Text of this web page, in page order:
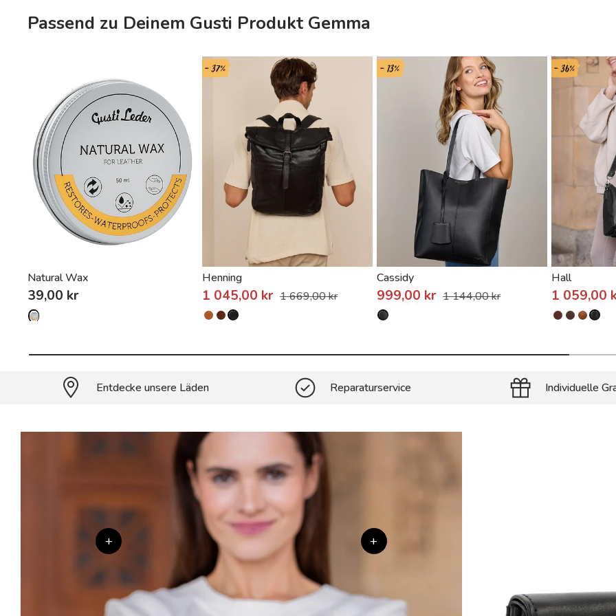
Passend zu Deinem Gusti Produkt Gemma
Natural Wax
39,00 kr
- 37%
Henning
1 045,00 kr 1 669,00 kr
- 13%
Cassidy
999,00 kr 1 144,00 kr
- 36%
Hall
1 059,00
Entdecke unsere Läden Reparaturservice Individuelle
+ +